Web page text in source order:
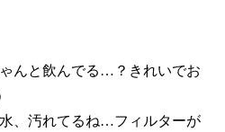
んと飲んでる…？きれいでお
、汚れてるね…フィルターが